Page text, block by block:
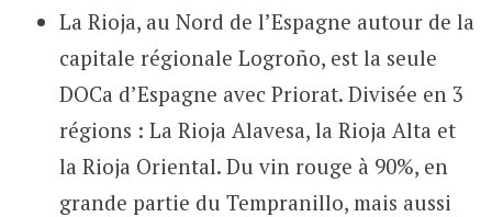
La Rioja, au Nord de l’Espagne autour de la
capitale régionale Logroño, est la seule
DOCa d’Espagne avec Priorat. Divisée en 3
régions : La Rioja Alavesa, la Rioja Alta et
la Rioja Oriental. Du vin rouge à 90%, en
grande partie du Tempranillo, mais aussi